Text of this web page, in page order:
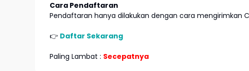
Cara Pendaftaran
Pendaftaran hanya dilakukan dengan cara mengirimkan
👉 Daftar Sekarang
Paling Lambat : Secepatnya